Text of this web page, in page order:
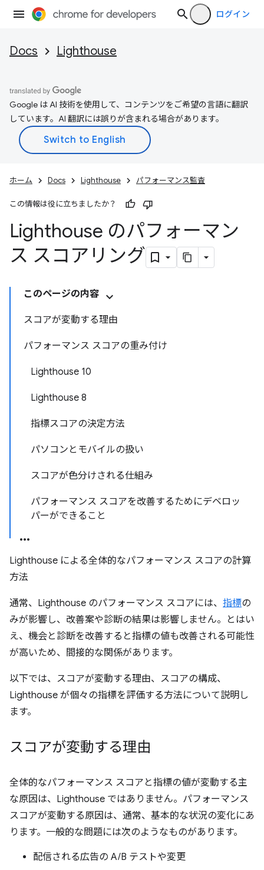
ログイン
Docs Lighthouse
Google は AI 技術を使用して、コンテンツをご希望の言語に翻訳
しています。AI 翻訳には誤りが含まれる場合があります。
ホーム Docs Lighthouse パフォーマンス監査
この情報は役に立ちましたか？
Lighthouse のパフォーマン
ス スコアリング
このページの内容
スコアが変動する理由
パフォーマンス スコアの重み付け
Lighthouse 10
Lighthouse 8
指標スコアの決定方法
パソコンとモバイルの扱い
スコアが色分けされる仕組み
パフォーマンス スコアを改善するためにデベロッ
パーができること
Lighthouse による全体的なパフォーマンス スコアの計算
方法
通常、Lighthouse のパフォーマンス スコアには、 指標の
みが影響し、改善案や診断の結果は影響しません。とはい
え、機会と診断を改善すると指標の値も改善される可能性
が高いため、間接的な関係があります。
以下では、スコアが変動する理由、スコアの構成、
Lighthouse が個々の指標を評価する方法について説明し
ます。
スコアが変動する理由
全体的なパフォーマンス スコアと指標の値が変動する主
な原因は、Lighthouse ではありません。パフォーマンス
スコアが変動する原因は、通常、基本的な状況の変化にあ
ります。一般的な問題には次のようなものがあります。
配信される広告の A/B テストや変更